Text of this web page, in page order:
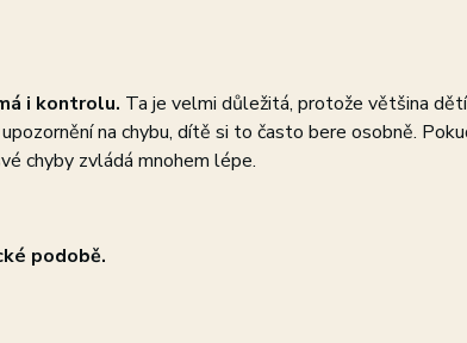
i kontrolu. Ta je velmi důležitá, protože většina
na chybu, dítě si to často bere osobně.
chyby zvládá mnohem lépe.
podobě.